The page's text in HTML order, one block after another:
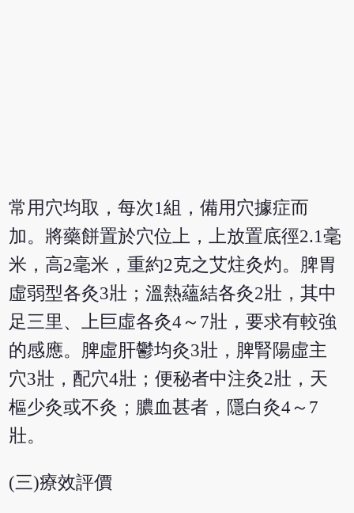
常用穴均取，每次1組，備用穴據症而
加。將藥餅置於穴位上，上放置底徑2.1毫
米，高2毫米，重約2克之艾炷灸灼。脾胃
虛弱型各灸3壯；溫熱蘊結各灸2壯，其中
足三里、上巨虛各灸4～7壯，要求有較強
的感應。脾虛肝鬱均灸3壯，脾腎陽虛主
穴3壯，配穴4壯；便秘者中注灸2壯，天
樞少灸或不灸；膿血甚者，隱白灸4～7
壯。
(三)療效評價